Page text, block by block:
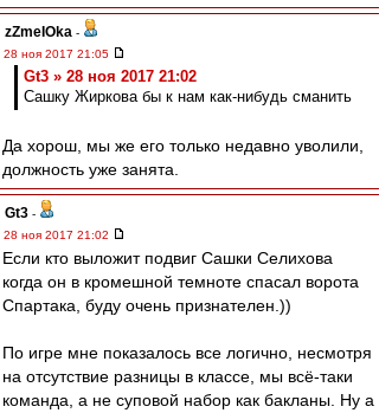
zZmeIOka -
28 ноя 2017 21:05
Gt3 » 28 ноя 2017 21:02
Сашку Жиркова бы к нам как-нибудь сманить
Да хорош, мы же его только недавно уволили,
должность уже занята.
Gt3 -
28 ноя 2017 21:02
Если кто выложит подвиг Сашки Селихова
когда он в кромешной темноте спасал ворота
Спартака, буду очень признателен.))
По игре мне показалось все логично, несмотря
на отсутствие разницы в классе, мы всё-таки
команда, а не суповой набор как бакланы. Ну а